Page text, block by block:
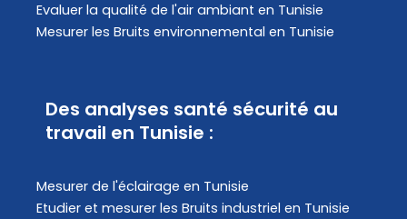
Evaluer la qualité de l'air ambiant en Tunisie
Mesurer les Bruits environnemental en Tunisie
Des analyses santé sécurité au
travail en Tunisie :
Mesurer de l'éclairage en Tunisie
Etudier et mesurer les Bruits industriel en Tunisie